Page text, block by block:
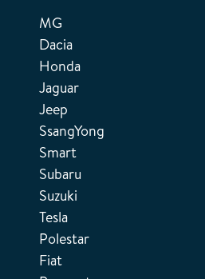
MG
Dacia
Honda
Jaguar
Jeep
SsangYong
Smart
Subaru
Suzuki
Tesla
Polestar
Fiat